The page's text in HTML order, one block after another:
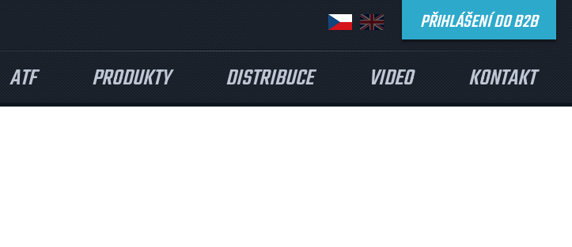
PŘIHLÁŠENÍ DO B2B
ATF PRODUKTY DISTRIBUCE VIDEO KONTAKT